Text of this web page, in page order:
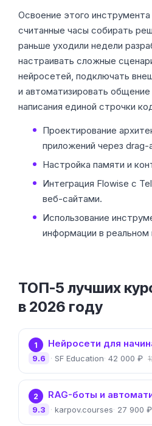
Освоение этого инструмента
считанные часы собирать
раньше уходили недели
настраивать сложные
нейросетей, подключать
и автоматизировать
написания единой строчки
Проектирование
приложений через drag-
Настройка памяти и
Интеграция Flowise с
веб-сайтами.
Использование
информации в реальном
ТОП-5 лучших
в 2026 году
1 Нейросети для
SF Education 42 000 ₽
9.6
2 RAG-боты и
karpov.courses 27 900 ₽
9.3